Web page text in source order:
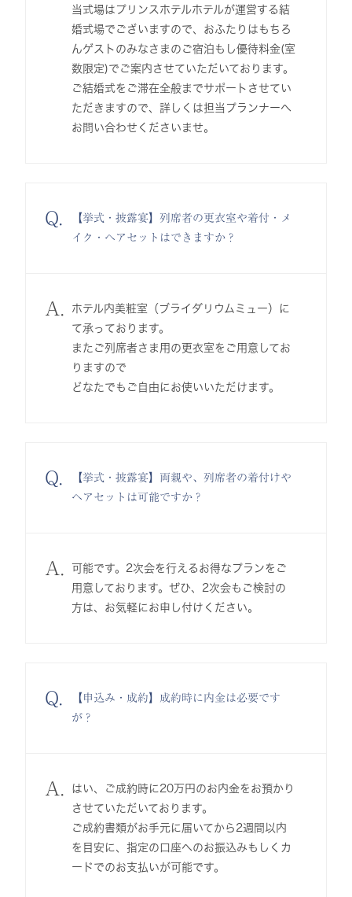
当式場はプリンスホテルホテルが運営する結
婚式場でございますので、おふたりはもちろ
んゲストのみなさまのご宿泊もし優待料金(室
数限定)でご案内させていただいております。
ご結婚式をご滞在全般までサポートさせてい
ただきますので、詳しくは担当プランナーへ
お問い合わせくださいませ。
Q.
【挙式・披露宴】列席者の更衣室や着付・メ
イク・ヘアセットはできますか？
A.
ホテル内美粧室（ブライダリウムミュー）に
て承っております。
またご列席者さま用の更衣室をご用意してお
りますので
どなたでもご自由にお使いいただけます。
Q.
【挙式・披露宴】両親や、列席者の着付けや
ヘアセットは可能ですか？
A.
可能です。2次会を行えるお得なプランをご
用意しております。ぜひ、2次会もご検討の
方は、お気軽にお申し付けください。
Q.
【申込み・成約】成約時に内金は必要です
が？
A.
はい、ご成約時に20万円のお内金をお預かり
させていただいております。
ご成約書類がお手元に届いてから2週間以内
を目安に、指定の口座へのお振込みもしくカ
ードでのお支払いが可能です。